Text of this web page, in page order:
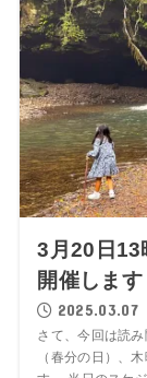
3月20日13
開催します
2025.03.07
さて、今回は読
（春分の日）、